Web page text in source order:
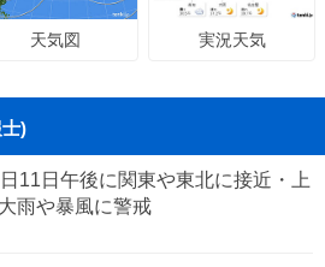
天気図 実況天気
)
11日午後に関東や東北に接近・上
雨や暴風に警戒